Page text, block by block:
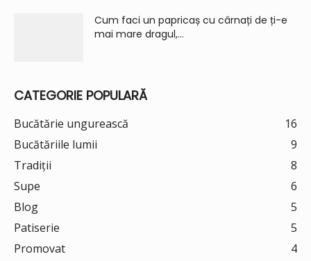
Cum faci un papricaș cu cârnați de ți-e
mai mare dragul,...
CATEGORIE POPULARĂ
Bucătărie ungurească
16
Bucătăriile lumii
9
Tradiții
8
Supe
6
Blog
5
Patiserie
5
Promovat
4